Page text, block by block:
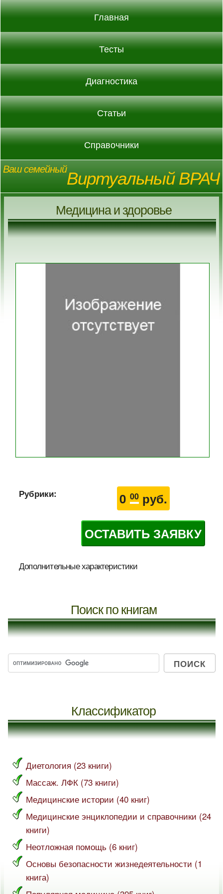
Главная
Тесты
Диагностика
Статьи
Справочники
Ваш семейныйВиртуальный ВРАЧ
Медицина и здоровье
0 00руб.
ОСТАВИТЬ ЗАЯВКУ
Рубрики:
Дополнительные характеристики
Поиск по книгам
Классификатор
Диетология (23 книги)
Массаж. ЛФК (73 книги)
Медицинские истории (40 книг)
Медицинские энциклопедии и справочники (24
книги)
Неотложная помощь (6 книг)
Основы безопасности жизнедеятельности (1
книга)